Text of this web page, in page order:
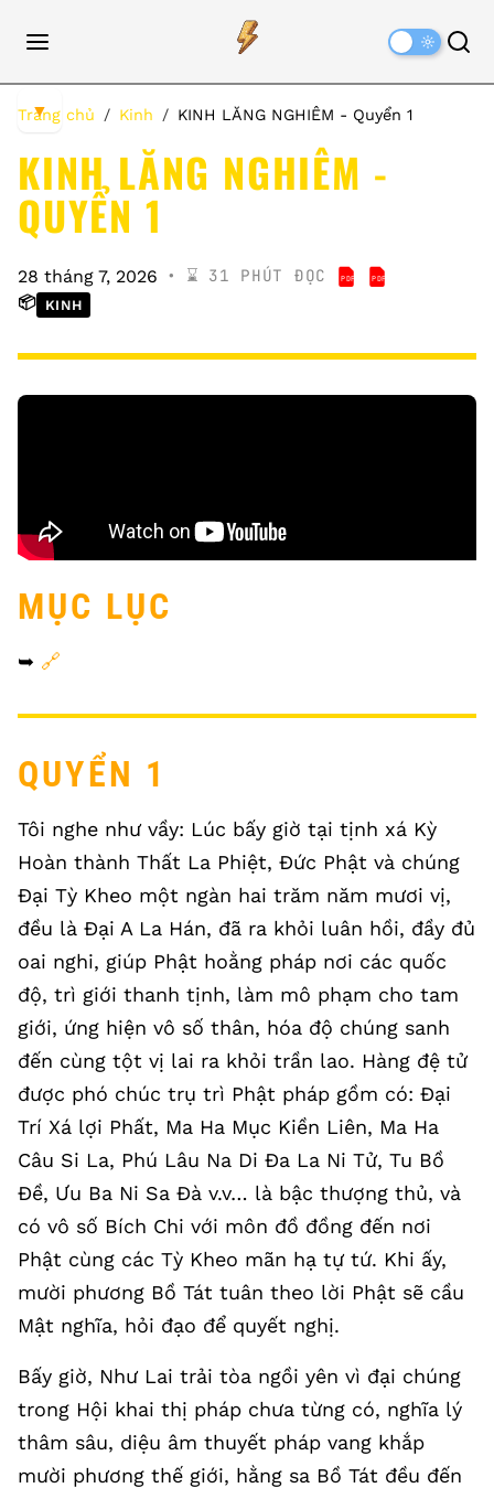
Trang chủ Kinh KINH LĂNG NGHIÊM - Quyển 1
KINH LĂNG NGHIÊM -
QUYỂN 1
28 tháng 7, 2026 ⌛️ 31 PHÚT ĐỌC PDF
KINH LĂNG
PDF
KINH LĂNG
📦 KINH
MỤC LỤC
➥ 🔗
QUYỂN 1
Tôi nghe như vầy: Lúc bấy giờ tại tịnh xá Kỳ
Hoàn thành Thất La Phiệt, Đức Phật và chúng
Đại Tỳ Kheo một ngàn hai trăm năm mươi vị,
đều là Đại A La Hán, đã ra khỏi luân hồi, đầy đủ
oai nghi, giúp Phật hoằng pháp nơi các quốc
độ, trì giới thanh tịnh, làm mô phạm cho tam
giới, ứng hiện vô số thân, hóa độ chúng sanh
đến cùng tột vị lai ra khỏi trần lao. Hàng đệ tử
được phó chúc trụ trì Phật pháp gồm có: Đại
Trí Xá lợi Phất, Ma Ha Mục Kiền Liên, Ma Ha
Câu Si La, Phú Lâu Na Di Đa La Ni Tử, Tu Bồ
Đề, Ưu Ba Ni Sa Đà v.v… là bậc thượng thủ, và
có vô số Bích Chi với môn đồ đồng đến nơi
Phật cùng các Tỳ Kheo mãn hạ tự tứ. Khi ấy,
mười phương Bồ Tát tuân theo lời Phật sẽ cầu
Mật nghĩa, hỏi đạo để quyết nghị.
Bấy giờ, Như Lai trải tòa ngồi yên vì đại chúng
trong Hội khai thị pháp chưa từng có, nghĩa lý
thâm sâu, diệu âm thuyết pháp vang khắp
mười phương thế giới, hằng sa Bồ Tát đều đến
▼